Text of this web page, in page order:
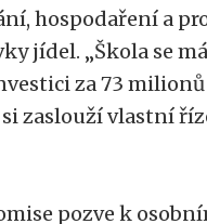
hospodaření a
jídel. „Škola se
za 73
zaslouží vlastní
pozve k